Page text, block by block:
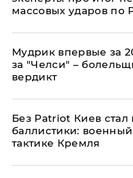
массовых ударов по
Мудрик впервые за
за "Челси" –
вердикт
​Без Patriot Киев
баллистики:
тактике Кремля